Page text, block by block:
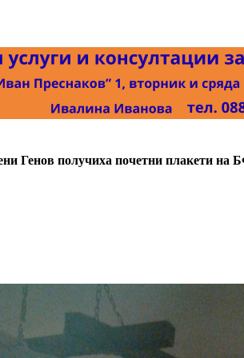
Генов получиха почетни плакети на